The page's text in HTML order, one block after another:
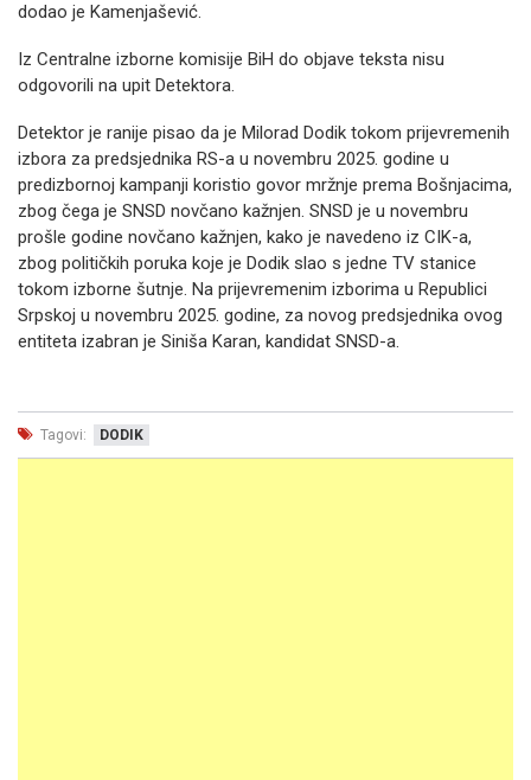
dodao je Kamenjašević.
Iz Centralne izborne komisije BiH do objave teksta nisu
odgovorili na upit Detektora.
Detektor je ranije pisao da je Milorad Dodik tokom prijevremenih
izbora za predsjednika RS-a u novembru 2025. godine u
predizbornoj kampanji koristio govor mržnje prema Bošnjacima,
zbog čega je SNSD novčano kažnjen. SNSD je u novembru
prošle godine novčano kažnjen, kako je navedeno iz CIK-a,
zbog političkih poruka koje je Dodik slao s jedne TV stanice
tokom izborne šutnje. Na prijevremenim izborima u Republici
Srpskoj u novembru 2025. godine, za novog predsjednika ovog
entiteta izabran je Siniša Karan, kandidat SNSD-a.
Tagovi: DODIK